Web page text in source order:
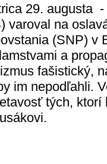
29. augusta
varoval na
(SNP) v
a
fašistický,
im nepodľahli.
tých,